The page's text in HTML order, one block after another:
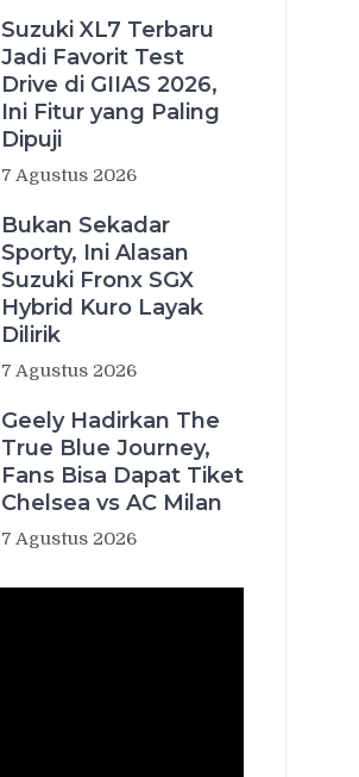
Suzuki XL7 Terbaru
Jadi Favorit Test
Drive di GIIAS 2026,
Ini Fitur yang Paling
Dipuji
7 Agustus 2026
Bukan Sekadar
Sporty, Ini Alasan
Suzuki Fronx SGX
Hybrid Kuro Layak
Dilirik
7 Agustus 2026
Geely Hadirkan The
True Blue Journey,
Fans Bisa Dapat Tiket
Chelsea vs AC Milan
7 Agustus 2026